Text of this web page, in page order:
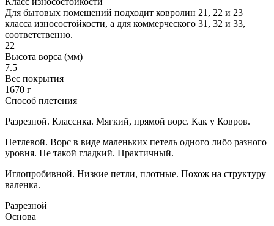
Для бытовых помещений подходит ковролин 21, 22 и 23
класса износостойкости, а для коммерческого 31, 32 и 33,
соответственно.
22
Высота ворса (мм)
7.5
Вес покрытия
1670 г
Способ плетения
Разрезной. Классика. Мягкий, прямой ворс. Как у Ковров.
Петлевой. Ворс в виде маленьких петель одного либо разного
уровня. Не такой гладкий. Практичный.
Иглопробивной. Низкие петли, плотные. Похож на структуру
валенка.
Разрезной
Основа